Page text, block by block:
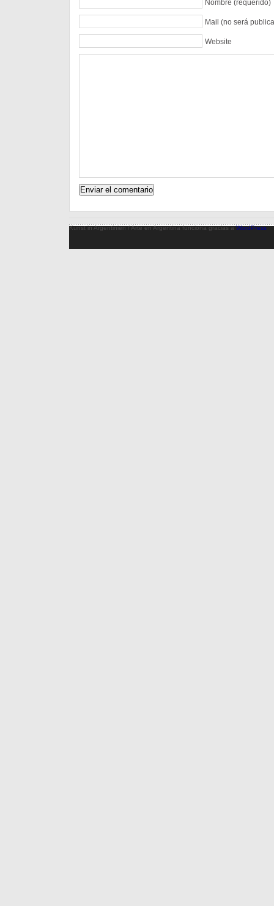
Nombre (requerido)
Mail (no será
Website
Kunst in Argentinien / Arte en Argentina funciona gracias aWordPress